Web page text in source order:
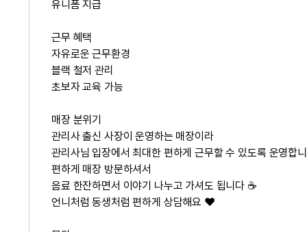
유니폼 지급
근무 혜택
자유로운 근무환경
블랙 철저 관리
초보자교육 가능
매장 분위기
관리사 출신 사장이 운영하는 매장이라
관리사님 입장에서 최대한 편하게 근무할 수 있도록 운영합
편하게 매장 방문하셔서
음료 한잔하면서 이야기 나누고 가셔도 됩니다 ☕
언니처럼 동생처럼편하게 상담해요 ❤️